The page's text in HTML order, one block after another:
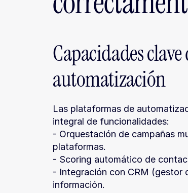
Capacidades
automatización
Las plataformas de
integral de funcionalidades:
- Orquestación de campañas
plataformas.
- Scoring automático de
- Integración con CRM (gestor
información.